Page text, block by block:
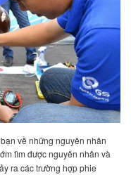
về những nguyên nhân
tìm được nguyên nhân và
ra các trường hợp phie